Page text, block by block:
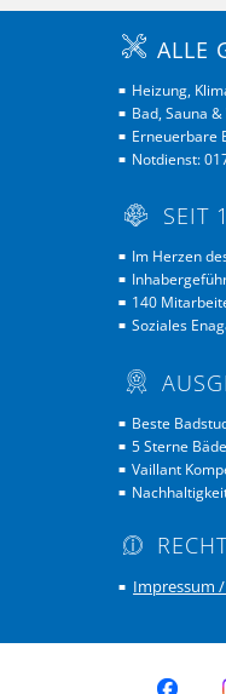
ALLE
■ Heizung,
■ Bad, Sauna
■ Erneuerbare
■ Notdienst:
SEIT
■ Im Herzen
■
■
■ 140
■ Soziales
■ Beste
■ 5 Sterne
■ Vaillant
■
■ Impressum